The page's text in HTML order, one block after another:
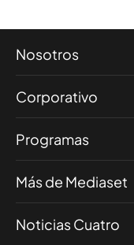
Nosotros
Corporativo
Programas
Más de Mediaset
Noticias Cuatro